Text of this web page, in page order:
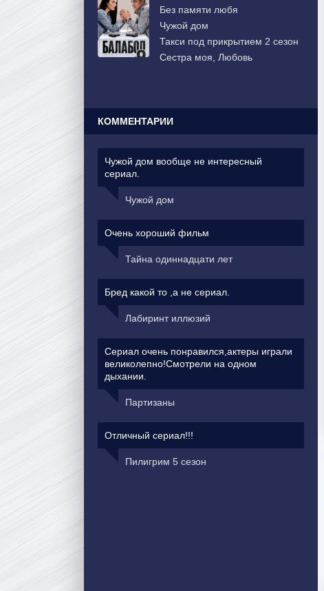
Без памяти любя
Чужой дом
Такси под прикрытием 2 сезон
Сестра моя, Любовь
КОММЕНТАРИИ
Чужой дом вообще не интересный
сериал.
Чужой дом
Очень хороший фильм
Тайна одиннадцати лет
Бред какой то ,а не сериал.
Лабиринт иллюзий
Сериал очень понравился,актеры играли
великолепно!Смотрели на одном
дыхании.
Партизаны
Отличный сериал!!!
Пилигрим 5 сезон